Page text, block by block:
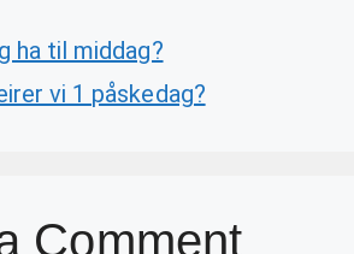
ha til middag?
vi 1 påskedag?
Comment